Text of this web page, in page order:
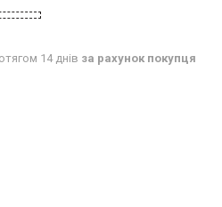
14 днів за рахунок покупця